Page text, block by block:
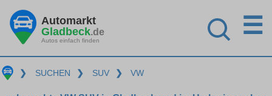
Automarkt
Gladbeck.de
Autos einfach finden
☰
❯ SUCHEN ❯ SUV ❯ VW